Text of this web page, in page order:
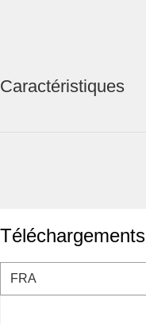
Caractéristiques
Téléchargements